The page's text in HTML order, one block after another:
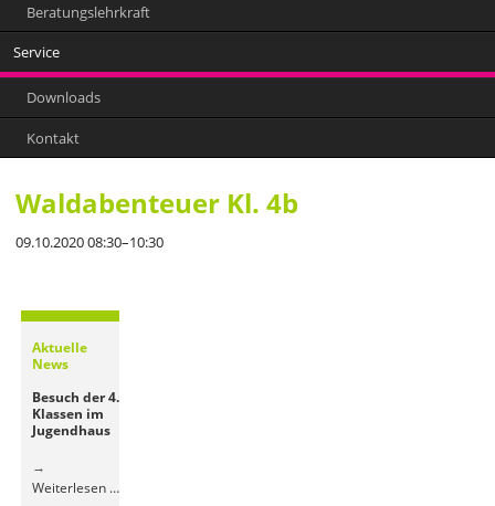
Beratungslehrkraft
Service
Downloads
Kontakt
Waldabenteuer Kl. 4b
09.10.2020 08:30–10:30
Aktuelle
News
Besuch der 4.
Klassen im
Jugendhaus
Weiterlesen …Besuch